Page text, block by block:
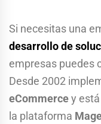
Si necesitas una
desarrollo de
empresas puedes
Desde 2002
eCommercey
la plataforma